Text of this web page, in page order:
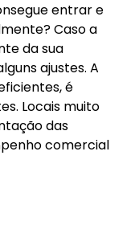
entrar e
Caso a
da sua
ajustes. A
é
Locais muito
das
comercial